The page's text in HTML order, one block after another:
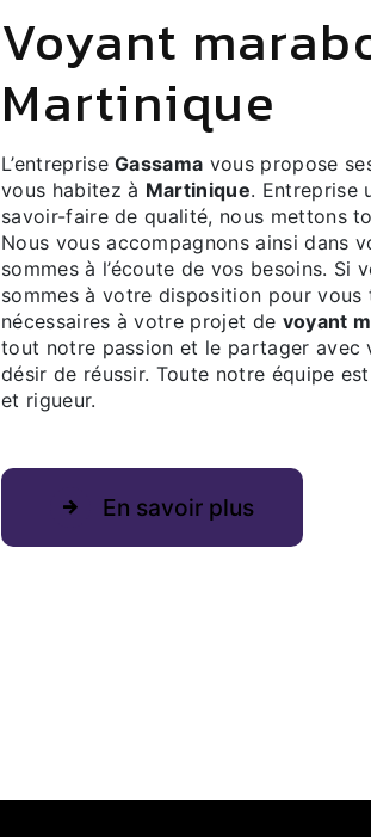
voyant marabout à
Martinique
L’entrepriseGassama vous propose
vous habitez à Martinique. Entreprise
savoir-faire de qualité, nous mettons
Nous vous accompagnons ainsi dans
sommes à l’écoute de vos besoins. Si
sommes à votre disposition pour vous
nécessaires à votre projet de voyant
tout notre passion et le partager avec
désir de réussir. Toute notre équipe
et rigueur.
En savoir plus